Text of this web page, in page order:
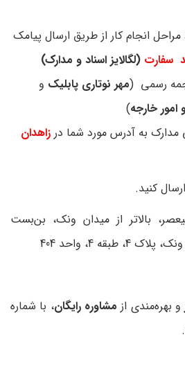
انجام کار از طریق ارسال پیامک
سفارت (لگالایز اسناد و مدارک)
رسمی (مهر نوتاری پابلیک و
امور خارجه)
به آدرس مورد شما در زاهدان
کنید.
بالاتر از میدان ونک، بن‌بست
4، واحد 404
و بهره‌مندی از مشاوره رایگان، با شماره